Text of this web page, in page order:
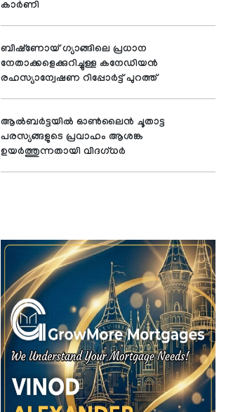
കാർണി
ബിഷ്‌ണോയ് ഗ്യാങ്ങിലെ പ്രധാന
നേതാക്കളെക്കുറിച്ചുള്ള കനേഡിയൻ
രഹസ്യാന്വേഷണ റിപ്പോർട്ട് പുറത്ത്
ആൽബർട്ടയിൽ ഓൺലൈൻ ചൂതാട്ട
പരസ്യങ്ങളുടെ പ്രവാഹം ആശങ്ക
ഉയർത്തുന്നതായി വിദഗ്ധർ